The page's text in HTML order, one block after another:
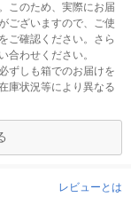
このため、実際にお届
ございますので、ご使
ご確認ください。さら
合わせください。
ずしも箱でのお届けを
庫状況等により異なる
レビューとは